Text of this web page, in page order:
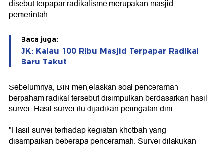
disebut terpapar radikalisme merupakan masjid
pemerintah.
Baca juga:
JK: Kalau 100 Ribu Masjid Terpapar Radikal
Baru Takut
Sebelumnya, BIN menjelaskan soal penceramah
berpaham radikal tersebut disimpulkan berdasarkan hasil
survei. Hasil survei itu dijadikan peringatan dini.
"Hasil survei terhadap kegiatan khotbah yang
disampaikan beberapa penceramah. Survei dilakukan